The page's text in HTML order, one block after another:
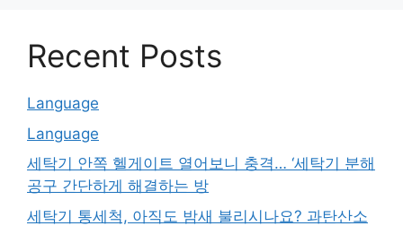
Recent Posts
Language
Language
세탁기 안쪽 헬게이트 열어보니 충격… ‘세탁기 분해
공구 간단하게 해결하는 방
세탁기 통세척, 아직도 밤새 불리시나요? 과탄산소